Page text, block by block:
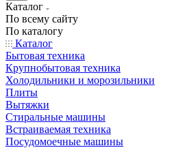
Каталог
По всему сайту
По каталогу
Каталог
Бытовая техника
Крупнобытовая техника
Холодильники и морозильники
Плиты
Вытяжки
Стиральные машины
Встраиваемая техника
Посудомоечные машины